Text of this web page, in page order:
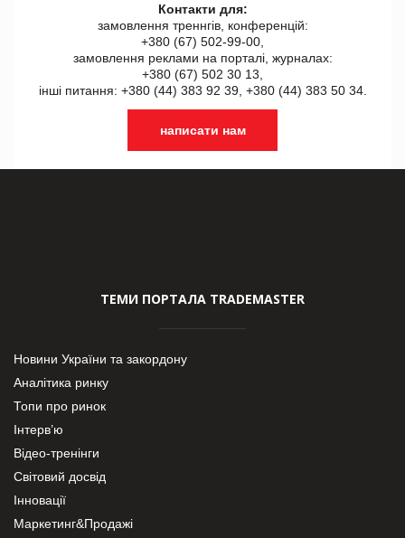
Контакти для:
замовлення треннгів, конференцій:
+380 (67) 502-99-00,
замовлення реклами на порталі, журналах:
+380 (67) 502 30 13,
інші питання: +380 (44) 383 92 39, +380 (44) 383 50 34.
написати нам
ТЕМИ ПОРТАЛА TRADEMASTER
Новини України та закордону
Аналітика ринку
Топи про ринок
Інтерв’ю
Відео-тренінги
Світовий досвід
Інновації
Маркетинг&Продажі